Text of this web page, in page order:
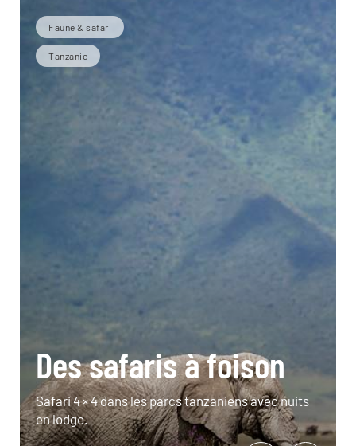
Faune & safari
Tanzanie
Des safaris à foison
Safari 4 × 4 dans les parcs tanzaniens avec nuits
en lodge.